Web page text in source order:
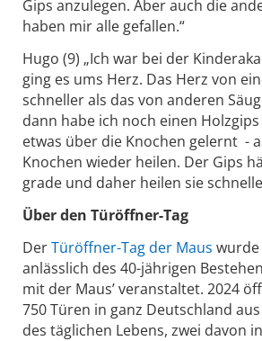
Gips anzulegen. Aber auch die
haben mir alle gefallen.“
Hugo (9) „Ich war bei der
ging es ums Herz. Das Herz von
schneller als das von anderen
dann habe ich noch einen
etwas über die Knochen gelernt -
Knochen wieder heilen. Der Gips
grade und daher heilen sie
Über den Türöffner-Tag
DerTüröffner-Tag der Maus wurde
anlässlich des 40-jährigen
mit der Maus’ veranstaltet. 2024
750 Türen in ganz Deutschland
des täglichen Lebens, zwei davon